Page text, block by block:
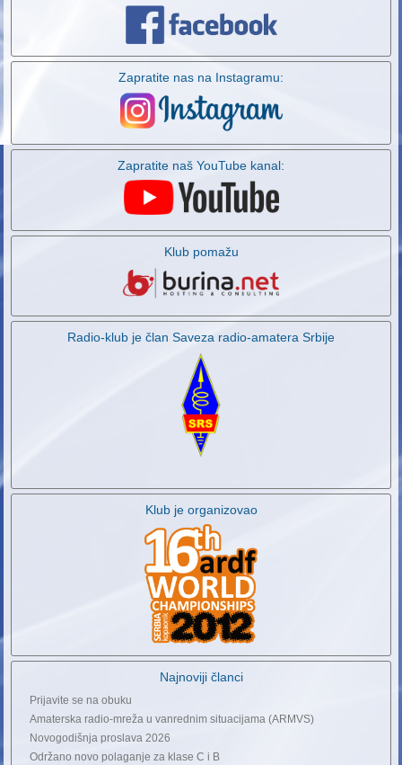
Zapratite nas na Instagramu:
Zapratite naš YouTube kanal:
Klub pomažu
Radio-klub je član Saveza radio-amatera Srbije
Klub je organizovao
Najnoviji članci
Prijavite se na obuku
Amaterska radio-mreža u vanrednim situacijama (ARMVS)
Novogodišnja proslava 2026
Održano novo polaganje za klase C i B